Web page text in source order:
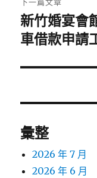
下
一
文
新竹婚宴會
車借款申請
彙整
2026 年 7 月
2026 年 6 月